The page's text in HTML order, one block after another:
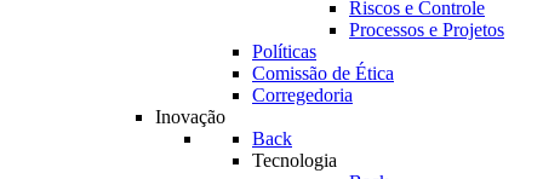
Riscos e Controle
Processos e Projetos
Políticas
Comissão de Ética
Corregedoria
Inovação
Back
Tecnologia